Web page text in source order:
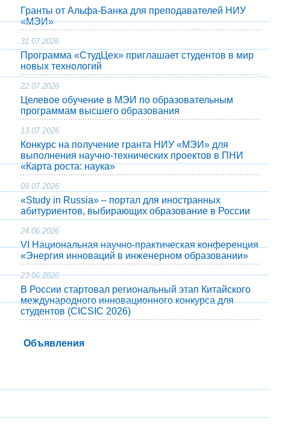
Гранты от Альфа-Банка для преподавателей НИУ
«МЭИ»
31.07.2026
Программа «СтудЦех» приглашает студентов в мир
новых технологий
22.07.2026
Целевое обучение в МЭИ по образовательным
программам высшего образования
13.07.2026
Конкурс на получение гранта НИУ «МЭИ» для
выполнения научно-технических проектов в ПНИ
«Карта роста: наука»
09.07.2026
«Study in Russia» – портал для иностранных
абитуриентов, выбирающих образование в России
24.06.2026
VI Национальная научно-практическая конференция
«Энергия инноваций в инженерном образовании»
23.06.2026
В России стартовал региональный этап Китайского
международного инновационного конкурса для
студентов (CICSIC 2026)
Объявления